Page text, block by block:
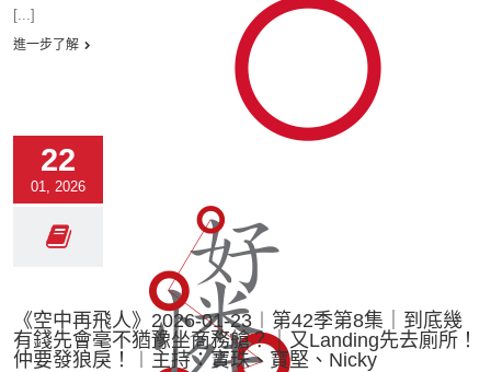
[...]
進一步了解
22
01, 2026
《空中再飛人》2026-01-23︱第42季第8集｜到底幾
有錢先會毫不猶豫坐商務艙？｜又Landing先去廁所！
仲要發狼戾！︱主持：寶珠、寶堅、Nicky